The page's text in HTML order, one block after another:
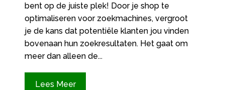
bent op de juiste plek! Door je shop te
optimaliseren voor zoekmachines, vergroot
je de kans dat potentiële klanten jou vinden
bovenaan hun zoekresultaten. Het gaat om
meer dan alleen de...
Lees Meer